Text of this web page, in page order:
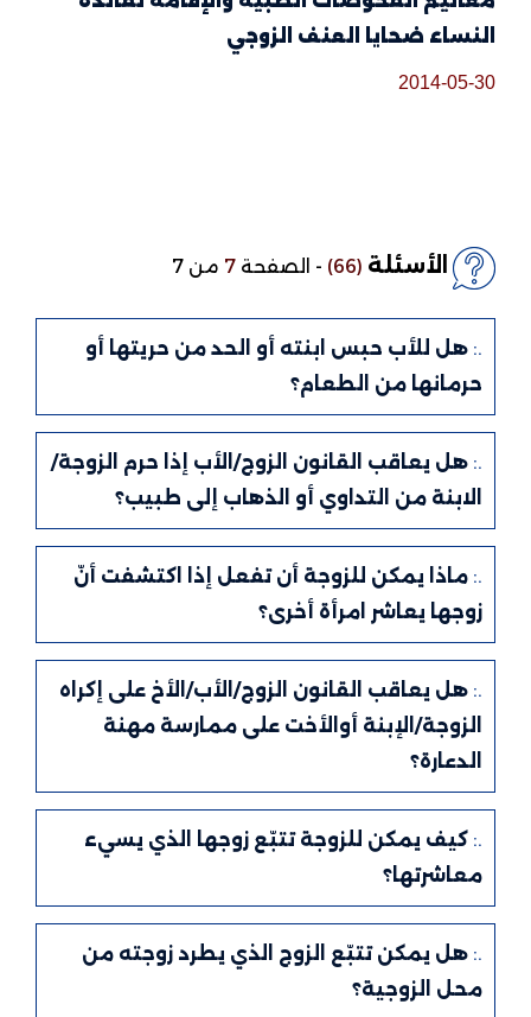
النساء ضحايا العنف الزوجي
2014-05-30
الأسئلة (66)
-الصفحة7 من 7
هل للأب حبس ابنته أو الحد من حريتها أو
حرمانها من الطعام؟
هل يعاقب القانون الزوج/الأب إذا حرم الزوجة/
الابنة من التداوي أو الذهاب إلى طبيب؟
ماذا يمكن للزوجة أن تفعل إذا اكتشفت أنّ
زوجها يعاشر امرأة أخرى؟
هل يعاقب القانون الزوج/الأب/الأخ على إكراه
الزوجة/الإبنة أوالأخت على ممارسة مهنة
الدعارة؟
كيف يمكن للزوجة تتبّع زوجها الذي يسيء
معاشرتها؟
هل يمكن تتبّع الزوج الذي يطرد زوجته من
محل الزوجية؟